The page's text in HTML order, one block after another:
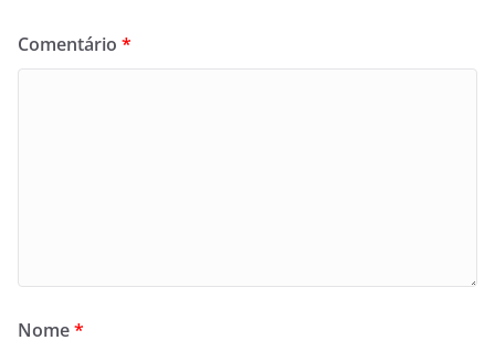
Comentário *
Nome*